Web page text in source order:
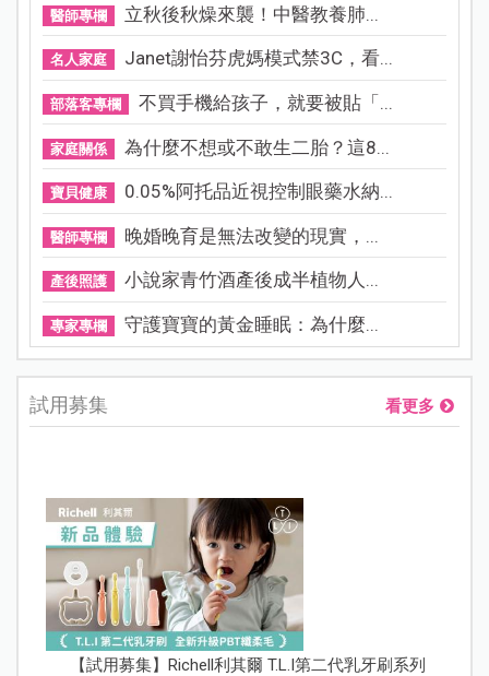
醫師專欄 立秋後秋燥來襲！中醫教養肺...
名人家庭 Janet謝怡芬虎媽模式禁3C，看...
部落客專欄 不買手機給孩子，就要被貼「...
家庭關係 為什麼不想或不敢生二胎？這8...
寶貝健康 0.05%阿托品近視控制眼藥水納...
醫師專欄 晚婚晚育是無法改變的現實，...
產後照護 小說家青竹酒產後成半植物人...
專家專欄 守護寶寶的黃金睡眠：為什麼...
試用募集 看更多
【試用募集】Richell利其爾 T.L.I第二代乳牙刷系列